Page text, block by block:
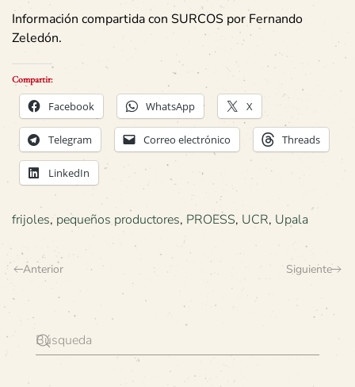
Información compartida con SURCOS por Fernando
Zeledón.
Compartir:
Facebook WhatsApp X
Telegram Correo electrónico Threads
LinkedIn
frijoles, pequeños productores, PROESS, UCR, Upala
Anterior Siguiente